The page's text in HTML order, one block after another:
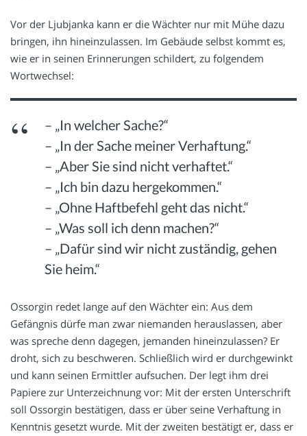
Vor der Ljubjanka kann er die Wächter nur mit Mühe dazu
bringen, ihn hineinzulassen. Im Gebäude selbst kommt es,
wie er in seinen Erinnerungen schildert, zu folgendem
Wortwechsel:
– „In welcher Sache?“
– „In der Sache meiner Verhaftung.“
– „Aber Sie sind nicht verhaftet.“
– „Ich bin dazu hergekommen.“
– „Ohne Haftbefehl geht das nicht.“
– „Was soll ich denn machen?“
– „Dafür sind wir nicht zuständig, gehen
Sie heim.“
Ossorgin redet lange auf den Wächter ein: Aus dem
Gefängnis dürfe man zwar niemanden herauslassen, aber
was spreche denn dagegen, jemanden hineinzulassen? Er
droht, sich zu beschweren. Schließlich wird er durchgewinkt
und kann seinen Ermittler aufsuchen. Der legt ihm drei
Papiere zur Unterzeichnung vor: Mit der ersten Unterschrift
soll Ossorgin bestätigen, dass er über seine Verhaftung in
Kenntnis gesetzt wurde. Mit der zweiten bestätigt er, dass er